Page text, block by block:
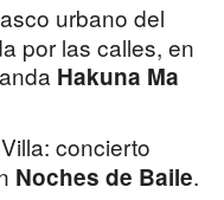
urbano del
por las calles, en
Hakuna Ma
concierto
Noches de Baile.